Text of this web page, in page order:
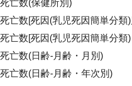
亡数(保健所別)
亡数[死因(乳児死因簡単分類
亡数[死因(乳児死因簡単分類
亡数(日齢-月齢・月別)
亡数(日齢-月齢・年次別)